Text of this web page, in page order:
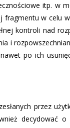
itp. w
w
kontroli nad
i
po ich
przez
decydować